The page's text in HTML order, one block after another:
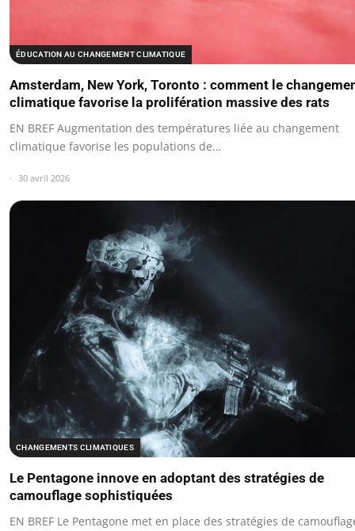
ÉDUCATION AU CHANGEMENT CLIMATIQUE
Amsterdam, New York, Toronto : comment le
climatique favorise la prolifération massive des rats
EN BREF Augmentation des températures liée au changement
climatique favorise les populations de…
30 avril 2026
CHANGEMENTS CLIMATIQUES
Le Pentagone innove en adoptant des stratégies de
camouflage sophistiquées
EN BREF Le Pentagone met en place des stratégies de